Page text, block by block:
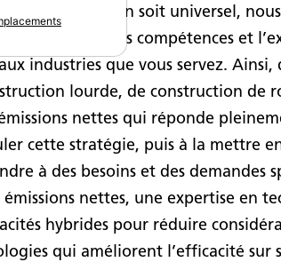
décarbonisation soit universel,
carbone. Les compétences et
industries que vous servez.
lourde, de construction de
nettes qui réponde
cette stratégie, puis à la mettre
à des besoins et des demandes
nettes, une expertise en
hybrides pour réduire
qui améliorent l’efficacité sur